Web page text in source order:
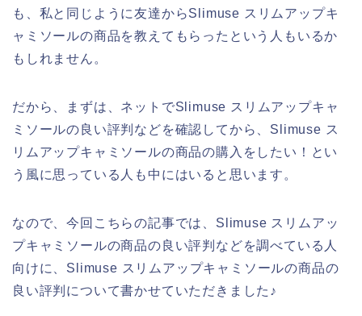
も、私と同じように友達からSlimuse スリムアップキ
ャミソールの商品を教えてもらったという人もいるか
もしれません。
だから、まずは、ネットでSlimuse スリムアップキャ
ミソールの良い評判などを確認してから、Slimuse ス
リムアップキャミソールの商品の購入をしたい！とい
う風に思っている人も中にはいると思います。
なので、今回こちらの記事では、Slimuse スリムアッ
プキャミソールの商品の良い評判などを調べている人
向けに、Slimuse スリムアップキャミソールの商品の
良い評判について書かせていただきました♪